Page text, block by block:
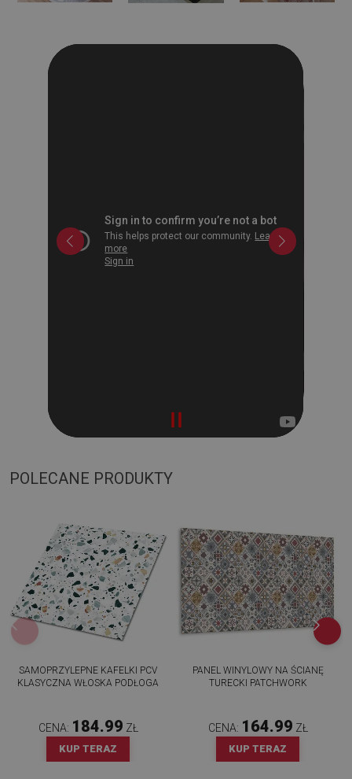
POLECANE PRODUKTY
SAMOPRZYLEPNE KAFELKI PCV
KLASYCZNA WŁOSKA PODŁOGA
CENA: 184.99 ZŁ
KUP TERAZ
PANEL WINYLOWY NA ŚCIANĘ
TURECKI PATCHWORK
CENA: 164.99 ZŁ
KUP TERAZ